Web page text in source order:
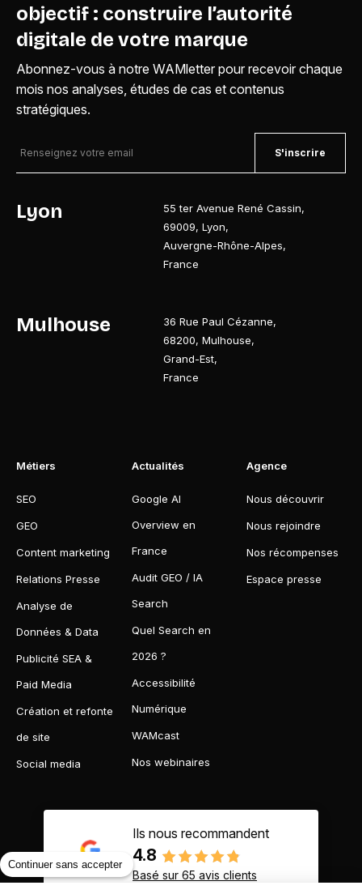
objectif : construire l’autorité
digitale de votre marque
Abonnez-vous à notre WAMletter pour recevoir chaque
mois nos analyses, études de cas et contenus
stratégiques.
S'inscrire
Lyon 55 ter Avenue René Cassin,
69009,Lyon,
Auvergne-Rhône-Alpes,
France
Mulhouse 36 Rue Paul Cézanne,
68200,Mulhouse,
Grand-Est,
France
Métiers
SEO
GEO
Content marketing
Relations Presse
Analyse de
Données & Data
Publicité SEA &
Paid Media
Création et refonte
de site
Social media
Actualités
Google AI
Overview en
France
Audit GEO / IA
Search
Quel Search en
2026 ?
Accessibilité
Numérique
WAMcast
Nos webinaires
Agence
Nous découvrir
Nous rejoindre
Nos récompenses
Espace presse
Ils nous recommandent
4.8
Basé sur 65 avis clients
Continuer sans accepter